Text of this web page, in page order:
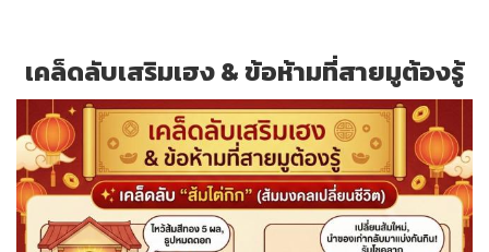
เคล็ดลับเสริมเฮง & ข้อห้ามที่สายมูต้องรู้